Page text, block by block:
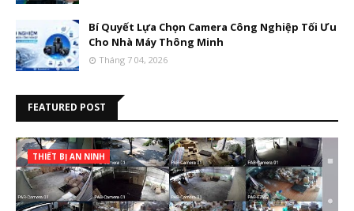
Bí Quyết Lựa Chọn Camera Công Nghiệp Tối Ưu
Cho Nhà Máy Thông Minh
Tháng 7 04, 2026
FEATURED POST
THIẾT BỊ AN NINH